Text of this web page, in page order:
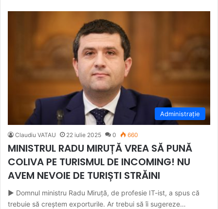
Administrație
Claudiu VATAU 22 iulie 2025 0 660
MINISTRUL RADU MIRUȚĂ VREA SĂ PUNĂ
COLIVA PE TURISMUL DE INCOMING! NU
AVEM NEVOIE DE TURIȘTI STRĂINI
► Domnul ministru Radu Miruță, de profesie IT-ist, a spus că
trebuie să creștem exporturile. Ar trebui să îi sugereze…